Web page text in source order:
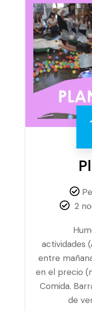
2
actividades
entre
en el precio
Comida.
de